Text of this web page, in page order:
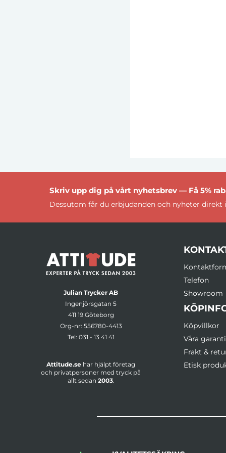
Skriv upp dig på vårt nyhetsbrev — Få 5%
Dessutom får du erbjudanden och nyheter direkt
Julian Trycker AB
Ingenjörsgatan 5
411 19 Göteborg
Org-nr: 556780-4413
Tel: 031 - 13 41 41
Attitude.se har hjälpt företag
och privatpersoner med tryck på
allt sedan 2003.
Telefon
Showroom
Köpvillkor
Våra
Frakt &
Etisk